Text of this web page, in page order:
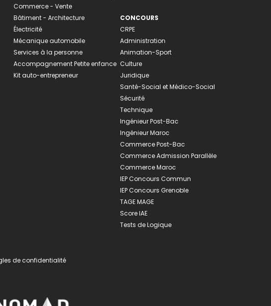
Commerce - Vente
Bâtiment - Architecture
Électricité
Mécanique automobile
Services à la personne
Accompagnement Petite enfance
Kit auto-entrepreneur
CONCOURS
CRPE
Administration
Animation-Sport
Culture
Juridique
Santé-Social et Médico-Social
Sécurité
Technique
Ingénieur Post-Bac
Ingénieur Maroc
Commerce Post-Bac
Commerce Admission Parallèle
Commerce Maroc
IEP Concours Commun
IEP Concours Grenoble
TAGE MAGE
Score IAE
Tests de Logique
de confidentialité